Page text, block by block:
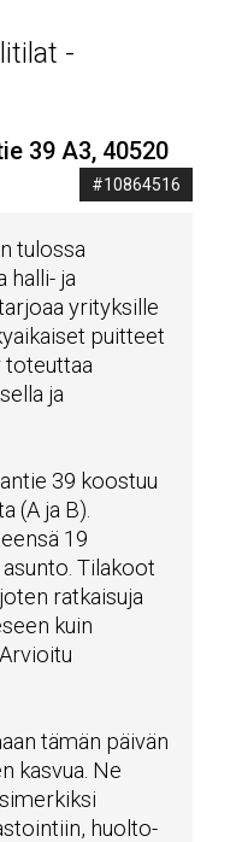
-
39 A3, 40520
#10864516
tulossa
halli- ja
yrityksille
puitteet
toteuttaa
ja
39 koostuu
(A ja B).
19
Tilakoot
ratkaisuja
kuin
tämän päivän
kasvua. Ne
huolto-